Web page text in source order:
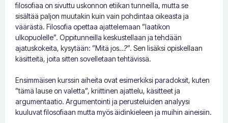
filosofiaa on sivuttu uskonnon etiikan tunneilla, mutta se
sisältää paljon muutakin kuin vain pohdintaa oikeasta ja
väärästä. Filosofia opettaa ajattelemaan ”laatikon
ulkopuolelle”. Oppitunneilla keskustellaan ja tehdään
ajatuskokeita, kysytään: ”Mitä jos…?”. Sen lisäksi opiskellaan
käsitteitä, joita sitten sovelletaan tehtävissä.
Ensimmäisen kurssin aiheita ovat esimerkiksi paradoksit, kuten
”tämä lause on valetta”, kriittinen ajattelu, käsitteet ja
argumentaatio. Argumentointi ja perusteluiden analyysi
kuuluvat filosofiaan mutta myös äidinkieleen ja muihin aineisiin.